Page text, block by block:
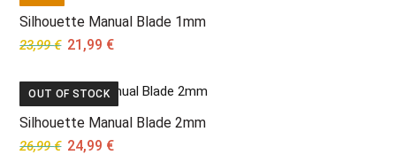
Silhouette Manual Blade 1mm
23,99€ Original
was:
23,99 €.
21,99 €Current
is:
21,99 €.
OUT OF STOCK
Silhouette Manual Blade 2mm
26,99€ Original
24,99 €Current